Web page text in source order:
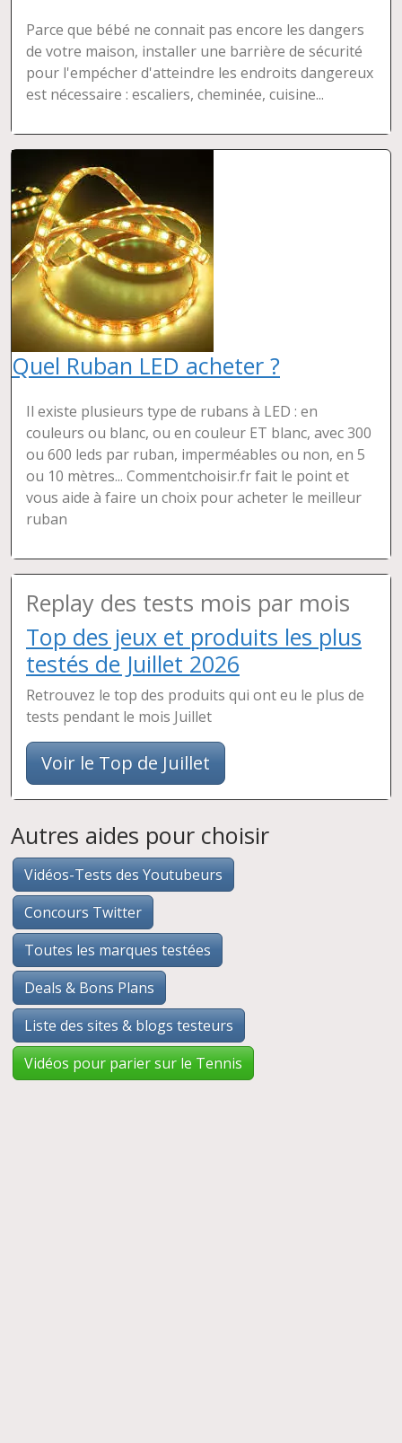
Parce que bébé ne connait pas encore les dangers
de votre maison, installer une barrière de sécurité
pour l'empécher d'atteindre les endroits dangereux
est nécessaire : escaliers, cheminée, cuisine...
Quel Ruban LED acheter ?
Il existe plusieurs type de rubans à LED : en
couleurs ou blanc, ou en couleur ET blanc, avec 300
ou 600 leds par ruban, imperméables ou non, en 5
ou 10 mètres... Commentchoisir.fr fait le point et
vous aide à faire un choix pour acheter le meilleur
ruban
Replay des tests mois par mois
Top des jeux et produits les plus
testés de Juillet 2026
Retrouvez le top des produits qui ont eu le plus de
tests pendant le mois Juillet
Voir le Top de Juillet
Autres aides pour choisir
Vidéos-Tests des Youtubeurs
Concours Twitter
Toutes les marques testées
Deals & Bons Plans
Liste des sites & blogs testeurs
Vidéos pour parier sur le Tennis